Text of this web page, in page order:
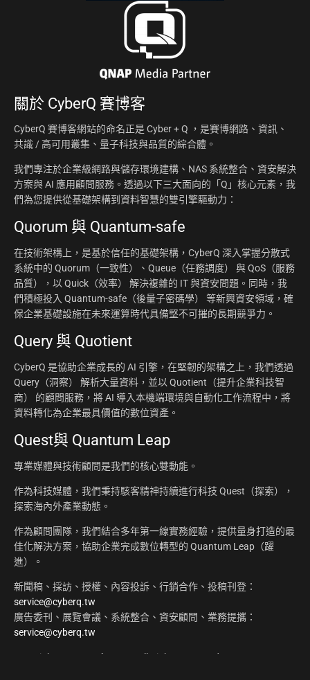
關於 CyberQ 賽博客
CyberQ 賽博客網站的命名正是 Cyber + Q ，是賽博網路、資訊、
共識 / 高可用叢集、量子科技與品質的綜合體。
我們專注於企業級網路與儲存環境建構、NAS 系統整合、資安解決
方案與 AI 應用顧問服務。透過以下三大面向的「Q」核心元素，我
們為您提供從基礎架構到資料智慧的雙引擎驅動力：
Quorum 與 Quantum-safe
在技術架構上，是基於信任的基礎架構，CyberQ 深入掌握分散式
系統中的 Quorum（一致性）、Queue（任務調度） 與 QoS（服務
品質），以 Quick（效率） 解決複雜的 IT 與資安問題。同時，我
們積極投入 Quantum-safe（後量子密碼學） 等新興資安領域，確
保企業基礎設施在未來運算時代具備堅不可摧的長期競爭力。
Query 與 Quotient
CyberQ 是協助企業成長的 AI 引擎，在堅韌的架構之上，我們透過
Query（洞察） 解析大量資料，並以 Quotient（提升企業科技智
商） 的顧問服務，將 AI 導入本機端環境與自動化工作流程中，將
資料轉化為企業最具價值的數位資產。
Quest與 Quantum Leap
專業媒體與技術顧問是我們的核心雙動能。
作為科技媒體，我們秉持駭客精神持續進行科技 Quest（探索），
探索海內外產業動態。
作為顧問團隊，我們結合多年第一線實務經驗，提供量身打造的最
佳化解決方案，協助企業完成數位轉型的 Quantum Leap（躍
進）。
新聞稿、採訪、授權、內容投訴、行銷合作、投稿刊登：
service@cyberq.tw
廣告委刊、展覽會議、系統整合、資安顧問、業務提攜：
service@cyberq.tw
Copyright ©2026 CyberQ.tw All Rights Reserved.